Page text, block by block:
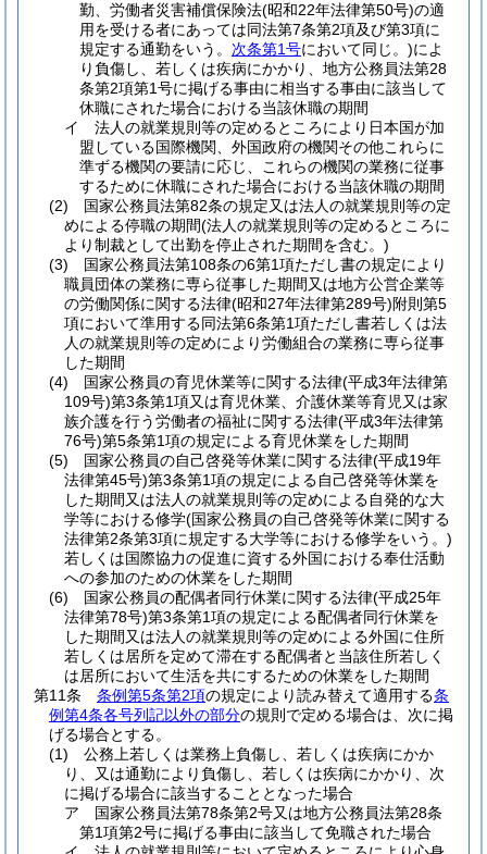
勤、労働者災害補償保険法(昭和22年法律第50号)の適
用を受ける者にあっては同法第7条第2項及び第3項に
規定する通勤をいう。 次条第1号において同じ。)によ
り負傷し、若しくは疾病にかかり、地方公務員法第28
条第2項第1号に掲げる事由に相当する事由に該当して
休職にされた場合における当該休職の期間
イ
法人の就業規則等の定めるところにより日本国が加
盟している国際機関、外国政府の機関その他これらに
準ずる機関の要請に応じ、これらの機関の業務に従事
するために休職にされた場合における当該休職の期間
(2)
国家公務員法第82条の規定又は法人の就業規則等の定
めによる停職の期間(法人の就業規則等の定めるところに
より制裁として出勤を停止された期間を含む。)
(3)
国家公務員法第108条の6第1項ただし書の規定により
職員団体の業務に専ら従事した期間又は地方公営企業等
の労働関係に関する法律(昭和27年法律第289号)附則第5
項において準用する同法第6条第1項ただし書若しくは法
人の就業規則等の定めにより労働組合の業務に専ら従事
した期間
(4)
国家公務員の育児休業等に関する法律(平成3年法律第
109号)第3条第1項又は育児休業、介護休業等育児又は家
族介護を行う労働者の福祉に関する法律(平成3年法律第
76号)第5条第1項の規定による育児休業をした期間
(5)
国家公務員の自己啓発等休業に関する法律(平成19年
法律第45号)第3条第1項の規定による自己啓発等休業を
した期間又は法人の就業規則等の定めによる自発的な大
学等における修学(国家公務員の自己啓発等休業に関する
法律第2条第3項に規定する大学等における修学をいう。)
若しくは国際協力の促進に資する外国における奉仕活動
への参加のための休業をした期間
(6)
国家公務員の配偶者同行休業に関する法律(平成25年
法律第78号)第3条第1項の規定による配偶者同行休業を
した期間又は法人の就業規則等の定めによる外国に住所
若しくは居所を定めて滞在する配偶者と当該住所若しく
は居所において生活を共にするための休業をした期間
第11条
条例第5条第2項の規定により読み替えて適用する条
例第4条各号列記以外の部分の規則で定める場合は、次に掲
げる場合とする。
(1)
公務上若しくは業務上負傷し、若しくは疾病にかか
り、又は通勤により負傷し、若しくは疾病にかかり、次
に掲げる場合に該当することとなった場合
ア
国家公務員法第78条第2号又は地方公務員法第28条
第1項第2号に掲げる事由に該当して免職された場合